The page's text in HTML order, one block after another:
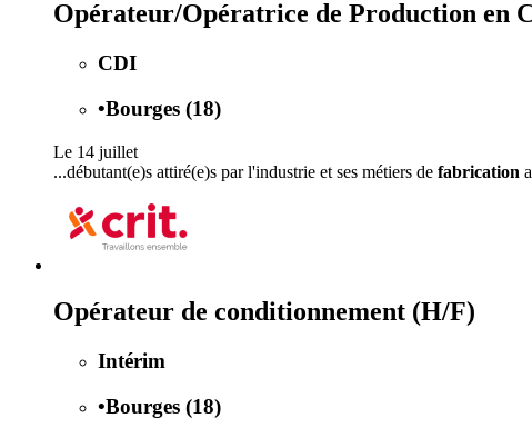
Opérateur/Opératrice de Production en
CDI
•Bourges (18)
Le 14 juillet
...débutant(e)s attiré(e)s par l'industrie et ses métiers de fabrication
Opérateur de conditionnement (H/F)
Intérim
•Bourges (18)